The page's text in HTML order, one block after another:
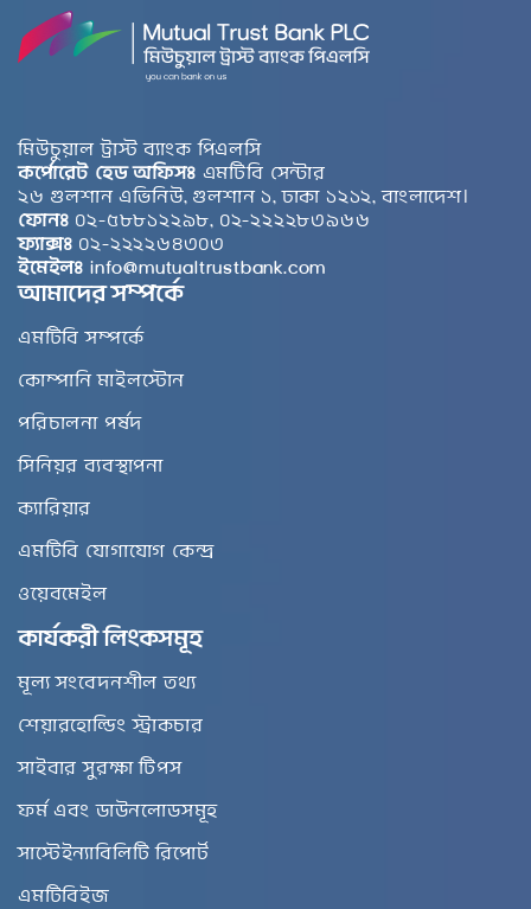
মিউচুয়াল ট্রাস্ট ব্যাংক পিএলসি
কর্পোরেট হেড অফিসঃ এমটিবি সেন্টার
২৬ গুলশান এভিনিউ, গুলশান ১, ঢাকা ১২১২, বাংলাদেশ।
ফোনঃ ০২-৫৮৮১২২৯৮, ০২-২২২২৮৩৯৬৬
ফ্যাক্সঃ ০২-২২২২৬৪৩০৩
ইমেইলঃ info@mutualtrustbank.com
আমাদের সম্পর্কে
এমটিবি সম্পর্কে
কোম্পানি মাইলস্টোন
পরিচালনা পর্ষদ
সিনিয়র ব্যবস্থাপনা
ক্যারিয়ার
এমটিবি যোগাযোগ কেন্দ্র
ওয়েবমেইল
কার্যকরী লিংকসমূহ
মূল্য সংবেদনশীল তথ্য
শেয়ারহোল্ডিং স্ট্রাকচার
সাইবার সুরক্ষা টিপস
ফর্ম এবং ডাউনলোডসমূহ
সাস্টেইন্যাবিলিটি রিপোর্ট
এমটিবিইজ